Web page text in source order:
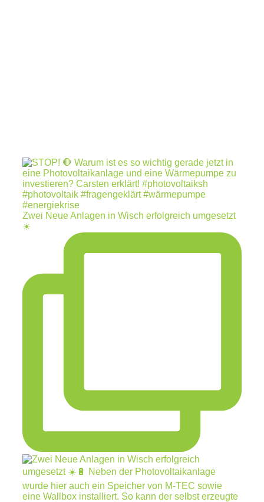
Zwei Neue Anlagen in Wisch erfolgreich umgesetzt
☀